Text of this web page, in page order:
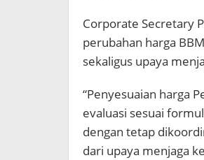
Corporate Secretary
perubahan harga
sekaligus upaya
“Penyesuaian harga
evaluasi sesuai
dengan tetap
dari upaya menjaga